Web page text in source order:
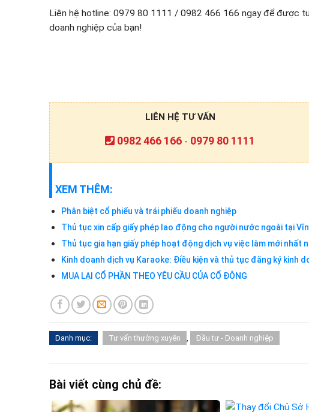
Liên hệ hotline: 0979 80 1111 / 0982 466 166 ngay để được
doanh nghiệp của bạn!
LIÊN HỆ TƯ VẤN
0982 466 166 - 0979 80 1111
XEM THÊM:
Phân biệt cổ phiếu và trái phiếu doanh nghiệp
Thủ tục xin cấp giấy phép lao động cho người nước ngoài tại
Thủ tục gia hạn giấy phép hoạt động dịch vụ việc làm mới nhất
Kinh doanh dịch vụ Karaoke: Điều kiện và thủ tục đăng ký kinh
MUA LẠI CỔ PHẦN THEO YÊU CẦU CỦA CỔ ĐÔNG
Danh mục: Tư vấn thường xuyên , Đầu tư - Doanh nghiệp
Bài viết cùng chủ đề: